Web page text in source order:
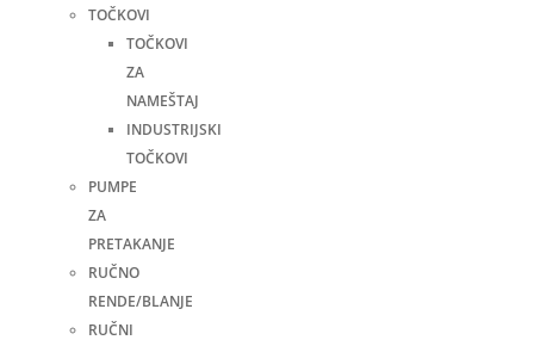
TOČKOVI
TOČKOVI
ZA
NAMEŠTAJ
INDUSTRIJSKI
TOČKOVI
PUMPE
ZA
PRETAKANJE
RUČNO
RENDE/BLANJE
RUČNI